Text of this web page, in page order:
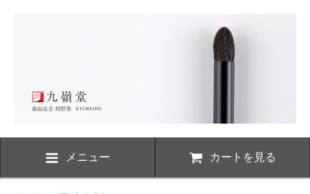
メニュー カートを見る